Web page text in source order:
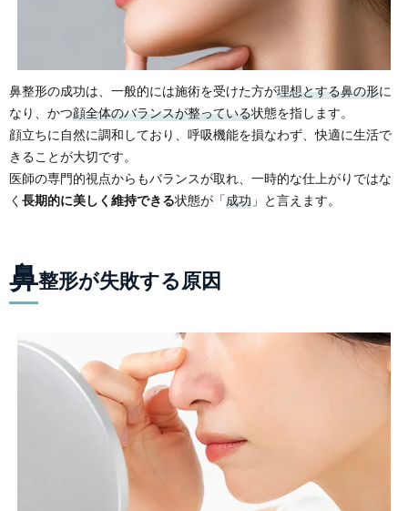
鼻整形の成功は、一般的には施術を受けた方が理想とする鼻の形に
なり、かつ顔全体のバランスが整っている状態を指します。
顔立ちに自然に調和しており、呼吸機能を損なわず、快適に生活で
きることが大切です。
医師の専門的視点からもバランスが取れ、一時的な仕上がりではな
く 長期的に美しく維持できる状態が「成功 」と言えます。
鼻整形が失敗する原因